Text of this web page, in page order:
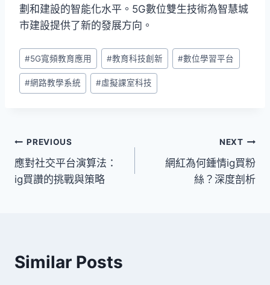
劃和建設的智能化水平。5G數位雙生技術為智慧城
市建設提供了新的發展方向。
Post
Tags:
#5G寬頻教育應用 #教育科技創新 #數位學習平台
#網路教學系統 #虛擬課室科技
文
章
PREVIOUS
應對社交平台演算法：
ig買讚的挑戰與策略
NEXT
網紅為何鍾情ig買粉
絲？深度剖析
Similar Posts